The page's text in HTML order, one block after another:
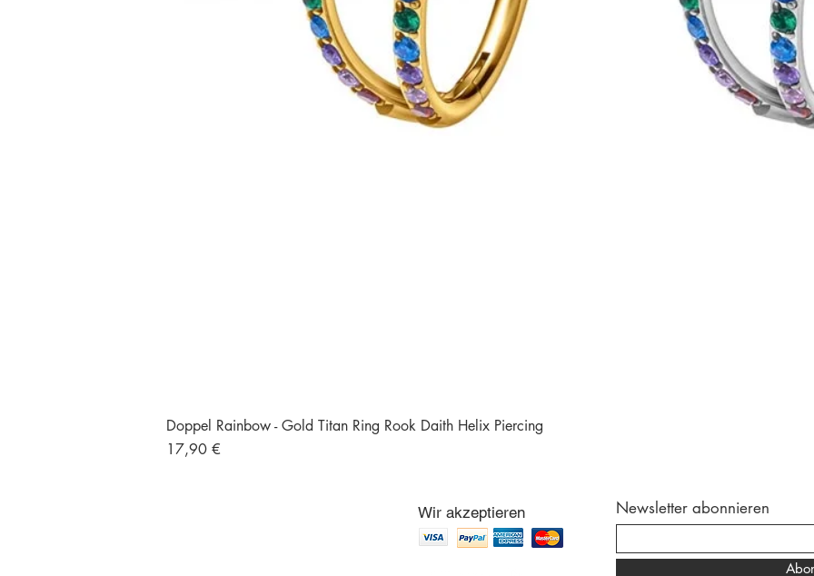
Doppel Rainbow - Gold Titan Ring Rook Daith Helix Piercing
Preis
17,90 €
Wir akzeptieren Newsletter abonnieren